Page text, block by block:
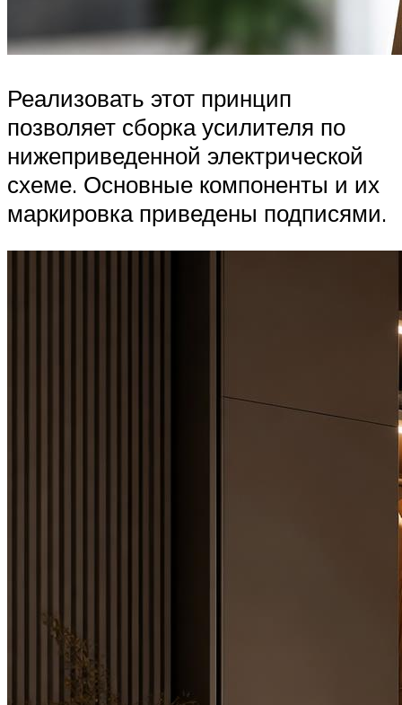
Реализовать этот принцип
позволяет сборка усилителя по
нижеприведенной электрической
схеме. Основные компоненты и их
маркировка приведены подписями.